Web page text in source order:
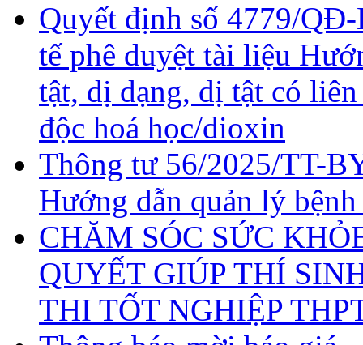
Quyết định số 4779/
tế phê duyệt tài liệu
tật, dị dạng, dị tật có
độc hoá học/dioxin
Thông tư 56/2025/TT-
Hướng dẫn quản lý
CHĂM SÓC SỨC
QUYẾT GIÚP THÍ
THI TỐT NGHIỆP